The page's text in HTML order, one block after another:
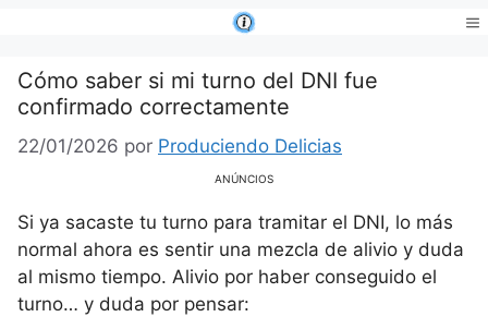
contenido
Cómo saber si mi turno del DNI fue
confirmado correctamente
22/01/2026 por Produciendo Delicias
ANÚNCIOS
Si ya sacaste tu turno para tramitar el DNI, lo más
normal ahora es sentir una mezcla de alivio y duda
al mismo tiempo. Alivio por haber conseguido el
turno… y duda por pensar: